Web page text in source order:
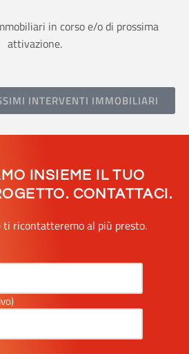
in corso e/o di prossima
attivazione.
INTERVENTI IMMOBILIARI
INSIEME IL TUO
CONTATTACI.
ti ricontatteremo al più presto.